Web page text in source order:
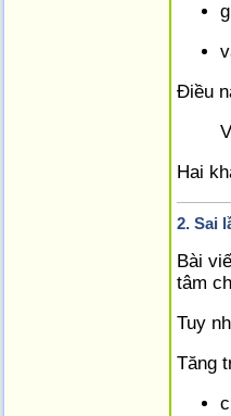
Điều
Hai
2. Sai
Bài
tâm
Tuy
Tăng